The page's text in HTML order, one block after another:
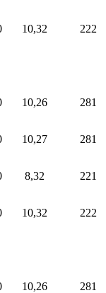
10,32 222
10,26 281
10,27 281
8,32 221
10,32 222
10,26 281